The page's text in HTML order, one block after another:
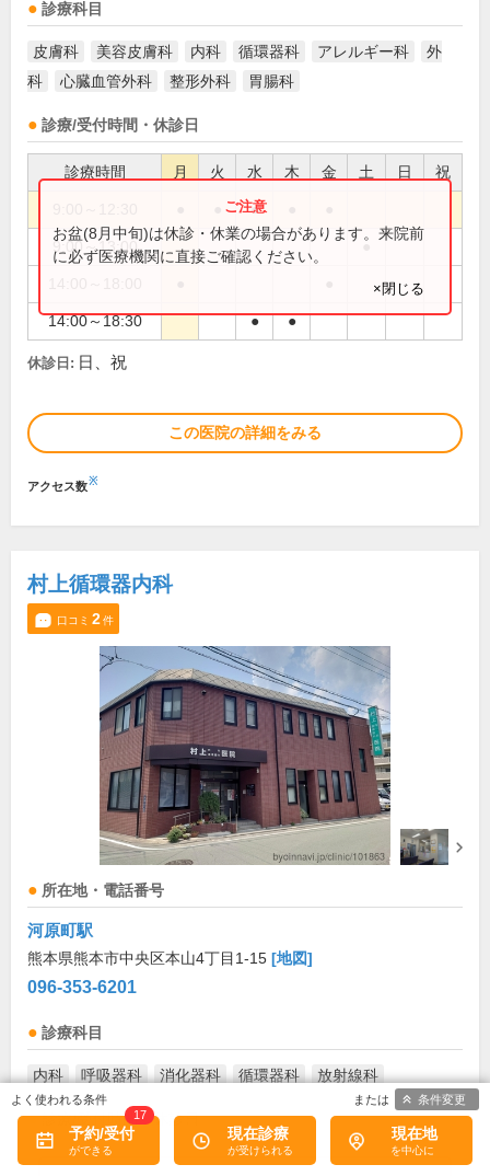
診療科目
皮膚科 美容皮膚科 内科 循環器科 アレルギー科
外
科
心臓血管外科 整形外科 胃腸科
診療/受付時間・休診日
診療時間 月 火 水 木 金 土 日 祝
●
9:00～13:00 ●
14:00～18:30 ● ●
お盆(8月中旬)は休診・休業の場合があります。来院前
に必ず医療機関に直接ご確認ください。
×閉じる
休診日: 日、祝
この医院の詳細をみる
アクセス数※
村上循環器内科
口コミ 2件
所在地・電話番号
河原町駅
熊本県熊本市中央区本山4丁目1-15 [地図]
096-353-6201
診療科目
内科 呼吸器科 消化器科 循環器科 放射線科
診療/受付時間・休診日
診療時間 月 火 水 木 金 土 日 祝
予約/受付
17
現在診療 現在地
条件変更